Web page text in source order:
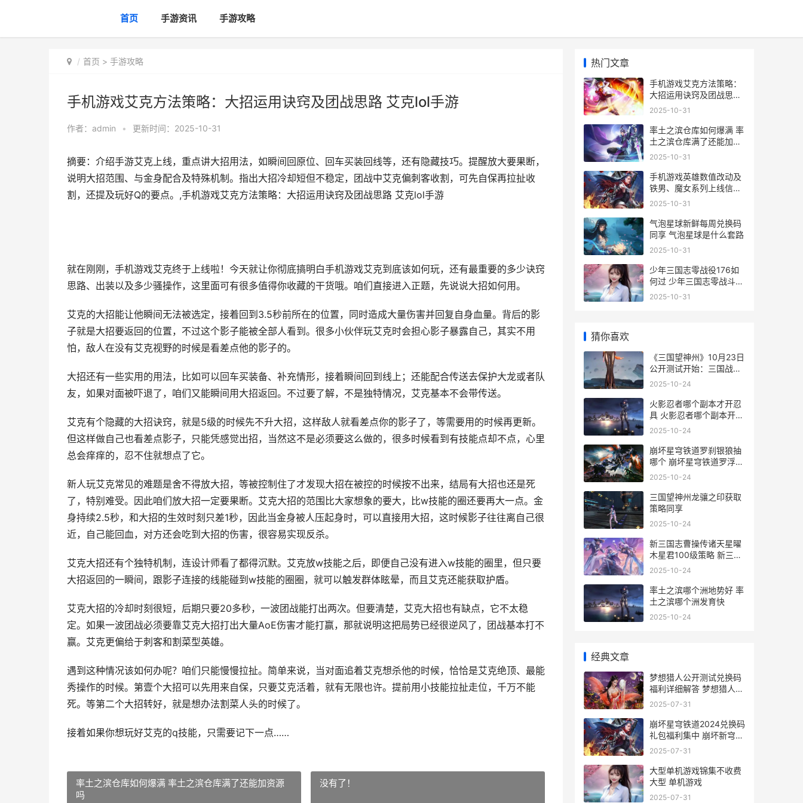
首页 手游资讯 手游攻略
首页 > 手游攻略
手机游戏艾克方法策略：大招运用诀窍及团战思路 艾克lol手游
作者： admin • 更新时间：2025-10-31
摘要：介绍手游艾克上线，重点讲大招用法，如瞬间回原位、回车买装回线等，还有隐藏技巧。提醒放大要果断，
说明大招范围、与金身配合及特殊机制。指出大招冷却短但不稳定，团战中艾克偏刺客收割，可先自保再拉扯收
割，还提及玩好Q的要点。,手机游戏艾克方法策略：大招运用诀窍及团战思路 艾克lol手游
就在刚刚，手机游戏艾克终于上线啦！今天就让你彻底搞明白手机游戏艾克到底该如何玩，还有最重要的多少诀窍
思路、出装以及多少骚操作，这里面可有很多值得你收藏的干货哦。咱们直接进入正题，先说说大招如何用。
艾克的大招能让他瞬间无法被选定，接着回到3.5秒前所在的位置，同时造成大量伤害并回复自身血量。背后的影
子就是大招要返回的位置，不过这个影子能被全部人看到。很多小伙伴玩艾克时会担心影子暴露自己，其实不用
怕，敌人在没有艾克视野的时候是看差点他的影子的。
大招还有一些实用的用法，比如可以回车买装备、补充情形，接着瞬间回到线上；还能配合传送去保护大龙或者队
友，如果对面被吓退了，咱们又能瞬间用大招返回。不过要了解，不是独特情况，艾克基本不会带传送。
艾克有个隐藏的大招诀窍，就是5级的时候先不升大招，这样敌人就看差点你的影子了，等需要用的时候再更新。
但这样做自己也看差点影子，只能凭感觉出招，当然这不是必须要这么做的，很多时候看到有技能点却不点，心里
总会痒痒的，忍不住就想点了它。
新人玩艾克常见的难题是舍不得放大招，等被控制住了才发现大招在被控的时候按不出来，结局有大招也还是死
了，特别难受。因此咱们放大招一定要果断。艾克大招的范围比大家想象的要大，比w技能的圈还要再大一点。金
身持续2.5秒，和大招的生效时刻只差1秒，因此当金身被人压起身时，可以直接用大招，这时候影子往往离自己很
近，自己能回血，对方还会吃到大招的伤害，很容易实现反杀。
艾克大招还有个独特机制，连设计师看了都得沉默。艾克放w技能之后，即便自己没有进入w技能的圈里，但只要
大招返回的一瞬间，跟影子连接的线能碰到w技能的圈圈，就可以触发群体眩晕，而且艾克还能获取护盾。
艾克大招的冷却时刻很短，后期只要20多秒，一波团战能打出两次。但要清楚，艾克大招也有缺点，它不太稳
定。如果一波团战必须要靠艾克大招打出大量AoE伤害才能打赢，那就说明这把局势已经很逆风了，团战基本打不
赢。艾克更偏给于刺客和割菜型英雄。
遇到这种情况该如何办呢？咱们只能慢慢拉扯。简单来说，当对面追着艾克想杀他的时候，恰恰是艾克绝顶、最能
秀操作的时候。第壹个大招可以先用来自保，只要艾克活着，就有无限也许。提前用小技能拉扯走位，千万不能
死。等第二个大招转好，就是想办法割菜人头的时候了。
接着如果你想玩好艾克的q技能，只需要记下一点……
率土之滨仓库如何爆满 率土之滨仓库满了还能加资源
吗
没有了！
热门文章
手机游戏艾克方法策略：
大招运用诀窍及团战思路
艾克lol手游
2025-10-31
率土之滨仓库如何爆满 率
土之滨仓库满了还能加资
源吗
2025-10-31
手机游戏英雄数值改动及
铁男、魔女系列上线信息
手游英雄介绍
2025-10-31
气泡星球新鲜每周兑换码
同享 气泡星球是什么套路
2025-10-31
少年三国志零战役176如
何过 少年三国志零战斗视
频
2025-10-31
猜你喜欢
《三国望神州》10月23日
公开测试开始：三国战棋
三国望神州官网下载
2025-10-24
火影忍者哪个副本才开忍
具 火影忍者哪个副本开忍
具
2025-10-24
崩坏星穹铁道罗刹银狼抽
哪个 崩坏星穹铁道罗浮仙
舟
2025-10-24
三国望神州龙骧之印获取
策略同享
2025-10-24
新三国志曹操传诸天星曜
木星君100级策略 新三国
志曹操传幸运转盘
2025-10-24
率土之滨哪个洲地势好 率
土之滨哪个洲发育快
2025-10-24
经典文章
梦想猎人公开测试兑换码
福利详细解答 梦想猎人手
游职业
2025-07-31
崩坏星穹铁道2024兑换码
礼包福利集中 崩坏新穹铁
道
2025-07-31
大型单机游戏锦集不收费
大型 单机游戏
2025-07-31